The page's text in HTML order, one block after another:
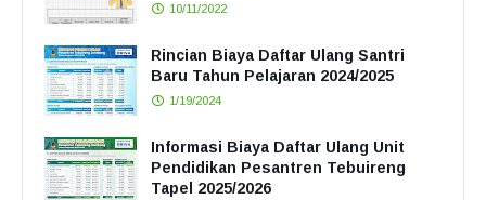
10/11/2022
Rincian Biaya Daftar Ulang Santri
Baru Tahun Pelajaran 2024/2025
1/19/2024
Informasi Biaya Daftar Ulang Unit
Pendidikan Pesantren Tebuireng
Tapel 2025/2026